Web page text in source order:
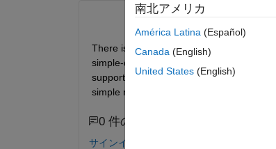
There is an excellent tutorial on simple
simple-deep-learning-network-for-
support image files as the input format?
simple matrices (3D spectra)) as an
0 件のコメント
サインインしてコメントする。
南北アメリカ
América Latina (Español)
Canada (English)
United States (English)